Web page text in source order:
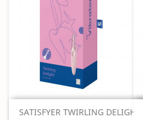
Szybki podgląd
SATISFYER TWIRLING DELIGHT...